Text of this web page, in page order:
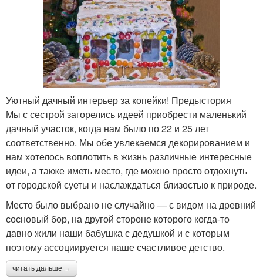
Уютный дачный интерьер за копейки! Предыстория
Мы с сестрой загорелись идеей приобрести маленький
дачный участок, когда нам было по 22 и 25 лет
соответственно. Мы обе увлекаемся декорированием и
нам хотелось воплотить в жизнь различные интересные
идеи, а также иметь место, где можно просто отдохнуть
от городской суеты и наслаждаться близостью к природе.
Место было выбрано не случайно — с видом на древний
сосновый бор, на другой стороне которого когда-то
давно жили наши бабушка с дедушкой и с которым
поэтому ассоциируется наше счастливое детство.
читать дальше →